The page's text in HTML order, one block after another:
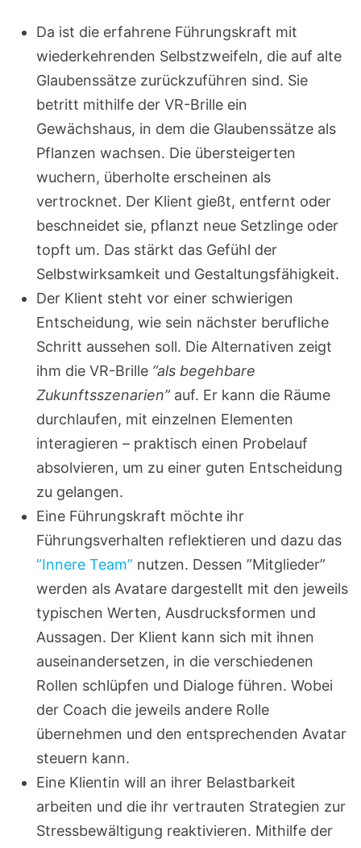
Da ist die erfahrene Führungskraft mit
wiederkehrenden Selbstzweifeln, die auf alte
Glaubenssätze zurückzuführen sind. Sie
betritt mithilfe der VR-Brille ein
Gewächshaus, in dem die Glaubenssätze als
Pflanzen wachsen. Die übersteigerten
wuchern, überholte erscheinen als
vertrocknet. Der Klient gießt, entfernt oder
beschneidet sie, pflanzt neue Setzlinge oder
topft um. Das stärkt das Gefühl der
Selbstwirksamkeit und Gestaltungsfähigkeit.
Der Klient steht vor einer schwierigen
Entscheidung, wie sein nächster berufliche
Schritt aussehen soll. Die Alternativen zeigt
ihm die VR-Brille ”als begehbare
Zukunftsszenarien”auf. Er kann die Räume
durchlaufen, mit einzelnen Elementen
interagieren – praktisch einen Probelauf
absolvieren, um zu einer guten Entscheidung
zu gelangen.
Eine Führungskraft möchte ihr
Führungsverhalten reflektieren und dazu das
”Innere Team” nutzen. Dessen ”Mitglieder”
werden als Avatare dargestellt mit den jeweils
typischen Werten, Ausdrucksformen und
Aussagen. Der Klient kann sich mit ihnen
auseinandersetzen, in die verschiedenen
Rollen schlüpfen und Dialoge führen. Wobei
der Coach die jeweils andere Rolle
übernehmen und den entsprechenden Avatar
steuern kann.
Eine Klientin will an ihrer Belastbarkeit
arbeiten und die ihr vertrauten Strategien zur
Stressbewältigung reaktivieren. Mithilfe der